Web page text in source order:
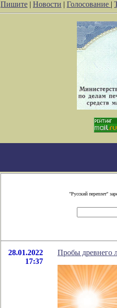
Пишите | Новости | Голосование |
"Русский переплет"
28.01.2022
17:37
Пробы древнего